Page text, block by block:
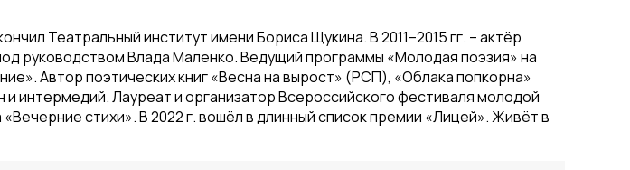
Театральный институт имени Бориса Щукина. В 2011–2015 гг. – актёр
руководством Влада Маленко. Ведущий программы «Молодая поэзия» на
Автор поэтических книг «Весна на вырост» (РСП), «Облака попкорна»
интермедий. Лауреат и организатор Всероссийского фестиваля молодой
стихи». В 2022 г. вошёл в длинный список премии «Лицей». Живёт в